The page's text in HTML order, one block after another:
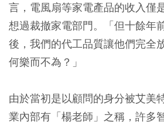
言，電風扇等家電產品的收入僅
想過裁撤家電部門。「但十餘年
後，我們的代工品質讓他們完全
何樂而不為？」
由於當初是以顧問的身分被艾美
業內部有「楊老師」之稱，許多